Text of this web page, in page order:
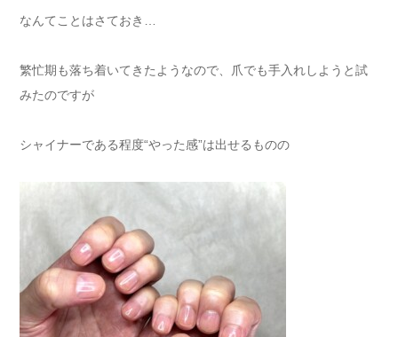
なんてことはさておき…
繁忙期も落ち着いてきたようなので、爪でも手入れしようと試
みたのですが
シャイナーである程度“やった感”は出せるものの